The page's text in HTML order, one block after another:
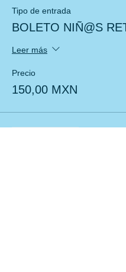
Tipo de entrada
BOLETO NIÑ@S
Leer más
Precio
150,00 MXN